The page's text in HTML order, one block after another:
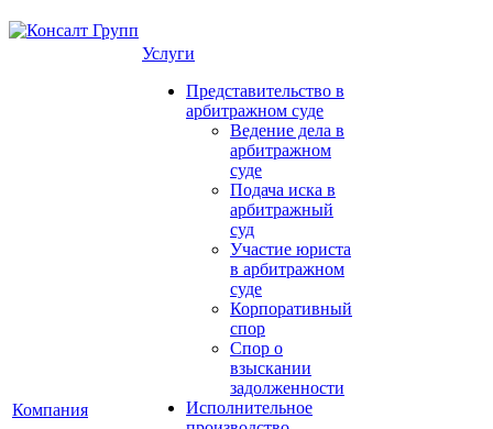
Компания
Услуги
Представительство в
арбитражном суде
Ведение дела в
арбитражном
суде
Подача иска в
арбитражный
суд
Участие юриста
в арбитражном
суде
Корпоративный
спор
Спор о
взыскании
задолженности
Исполнительное